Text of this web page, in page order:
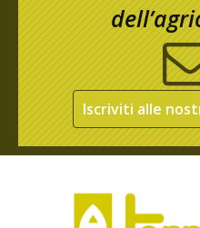
Iscriviti alle